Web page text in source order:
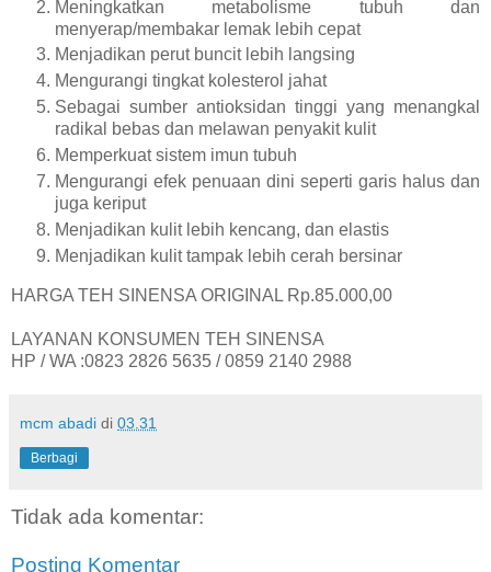
Meningkatkan metabolisme tubuh dan
menyerap/membakar lemak lebih cepat
Menjadikan perut buncit lebih langsing
Mengurangi tingkat kolesterol jahat
Sebagai sumber antioksidan tinggi yang menangkal
radikal bebas dan melawan penyakit kulit
Memperkuat sistem imun tubuh
Mengurangi efek penuaan dini seperti garis halus dan
juga keriput
Menjadikan kulit lebih kencang, dan elastis
Menjadikan kulit tampak lebih cerah bersinar
HARGA TEH SINENSA ORIGINAL Rp.85.000,00
LAYANAN KONSUMEN TEH SINENSA
HP / WA :0823 2826 5635 / 0859 2140 2988
mcm abadi di 03.31
Berbagi
Tidak ada komentar:
Posting Komentar